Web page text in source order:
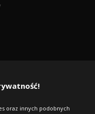
oraz innych podobnych